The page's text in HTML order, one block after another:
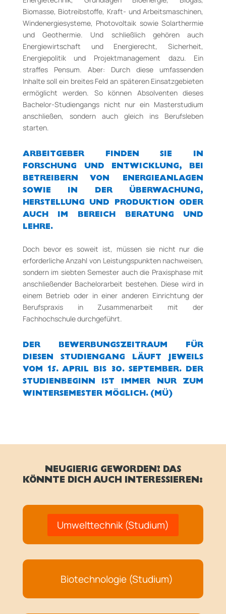
Biomasse, Biotreibstoffe, Kraft- und Arbeitsmaschinen,
Windenergiesysteme, Photovoltaik sowie Solarthermie
und Geothermie. Und schließlich gehören auch
Energiewirtschaft und Energierecht, Sicherheit,
Energiepolitik und Projektmanagement dazu. Ein
straffes Pensum. Aber: Durch diese umfassenden
Inhalte soll ein breites Feld an späteren Einsatzgebieten
ermöglicht werden. So können Absolventen dieses
Bachelor-Studiengangs nicht nur ein Masterstudium
anschließen, sondern auch gleich ins Berufsleben
starten.
ARBEITGEBER FINDEN SIE IN
FORSCHUNG UND ENTWICKLUNG, BEI
BETREIBERN VON ENERGIEANLAGEN
SOWIE IN DER ÜBERWACHUNG,
HERSTELLUNG UND PRODUKTION ODER
AUCH IM BEREICH BERATUNG UND
LEHRE.
Doch bevor es soweit ist, müssen sie nicht nur die
erforderliche Anzahl von Leistungspunkten nachweisen,
sondern im siebten Semester auch die Praxisphase mit
anschließender Bachelorarbeit bestehen. Diese wird in
einem Betrieb oder in einer anderen Einrichtung der
Berufspraxis in Zusammenarbeit mit der
Fachhochschule durchgeführt.
DER BEWERBUNGSZEITRAUM FÜR
DIESEN STUDIENGANG LÄUFT JEWEILS
VOM 15. APRIL BIS 30. SEPTEMBER. DER
STUDIENBEGINN IST IMMER NUR ZUM
WINTERSEMESTER MÖGLICH. (MÜ)
NEUGIERIG GEWORDEN? DAS
KÖNNTE DICH AUCH INTERESSIEREN:
Umwelttechnik (Studium)
Biotechnologie (Studium)